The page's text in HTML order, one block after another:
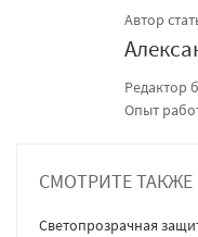
Автор
Редактор
Опыт
СМОТРИТЕ ТАКЖЕ
Светопрозрачная